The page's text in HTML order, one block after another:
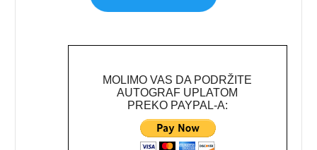
MOLIMO VAS DA PODRŽITE
AUTOGRAF UPLATOM
PREKO PAYPAL-A: